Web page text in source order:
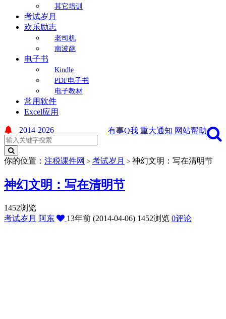
其它培训
考试岁月
欢乐励志
老司机
南波葩
电子书
Kindle
PDF电子书
电子教材
常用软件
Excel应用
有事Q我 重大通知 网站帮助
2014-2026
你的位置： 注税课件网 > 考试岁月 > 神幻文明：写在清明节
神幻文明：写在清明节
1452浏览
考试岁月 阿东 13年前 (2014-04-06) 1452浏览 0评论